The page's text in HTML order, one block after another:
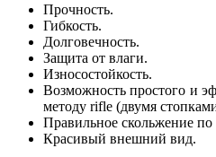
Прочность.
Гибкость.
Долговечность.
Защита от влаги.
Износостойкость.
Возможность простого и
методу rifle (двумя
Правильное скольжение по
Красивый внешний вид.